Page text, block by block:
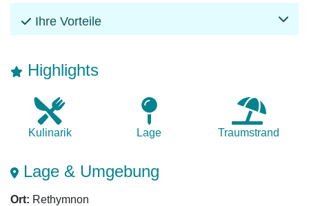
Ihre Vorteile
Highlights
Kulinarik Lage Traumstrand
Lage & Umgebung
Ort: Rethymnon